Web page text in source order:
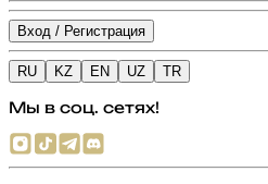
Вход / Регистрация
RU KZ EN UZ TR
Мы в соц. сетях!